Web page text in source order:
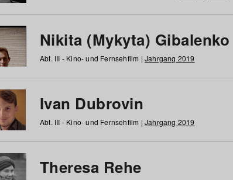
Nikita (Mykyta) Gibalenko
Abt. III - Kino- und Fernsehfilm | Jahrgang 2019
Ivan Dubrovin
Abt. III - Kino- und Fernsehfilm | Jahrgang 2019
Theresa Rehe